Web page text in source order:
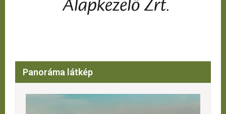
Panoráma látkép